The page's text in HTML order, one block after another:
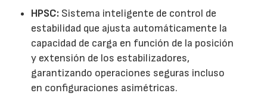
HPSC: Sistema inteligente de control de
estabilidad que ajusta automáticamente la
capacidad de carga en función de la posición
y extensión de los estabilizadores,
garantizando operaciones seguras incluso
en configuraciones asimétricas.